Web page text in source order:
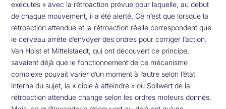
exécutés » avec la rétroaction prévue pour laquelle, au début
de chaque mouvement, il a été alerté. Ce n’est que lorsque la
rétroaction attendue et la rétroaction réelle correspondent que
le cerveau arrête d’envoyer des ordres pour corriger l’action.
Van Holst et Mittelstaedt, qui ont découvert ce principe,
savaient déjà que le fonctionnement de ce mécanisme
complexe pouvait varier d’un moment à l’autre selon l‘état
interne du sujet, la « cible à atteindre » ou Sollwert de la
rétroaction attendue change selon les ordres moteurs donnés.